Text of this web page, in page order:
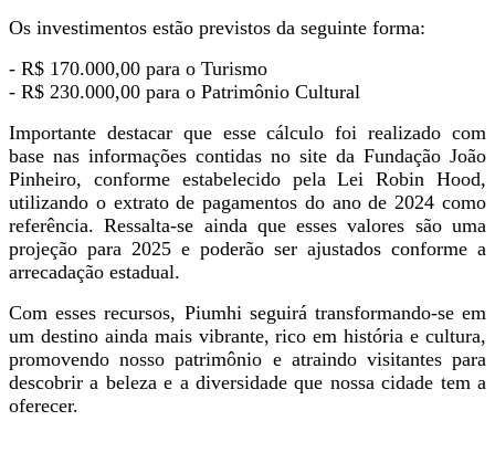
Os investimentos estão previstos da seguinte forma:
- R$ 170.000,00 para o Turismo
- R$ 230.000,00 para o Patrimônio Cultural
Importante destacar que esse cálculo foi realizado com
base nas informações contidas no site da Fundação João
Pinheiro, conforme estabelecido pela Lei Robin Hood,
utilizando o extrato de pagamentos do ano de 2024 como
referência. Ressalta-se ainda que esses valores são uma
projeção para 2025 e poderão ser ajustados conforme a
arrecadação estadual.
Com esses recursos, Piumhi seguirá transformando-se em
um destino ainda mais vibrante, rico em história e cultura,
promovendo nosso patrimônio e atraindo visitantes para
descobrir a beleza e a diversidade que nossa cidade tem a
oferecer.